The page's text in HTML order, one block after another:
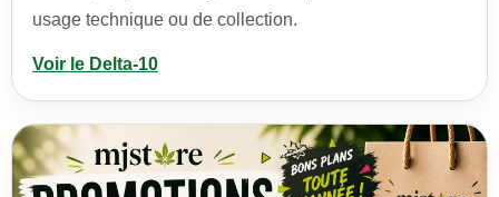
usage technique ou de collection.
Voir le Delta-10